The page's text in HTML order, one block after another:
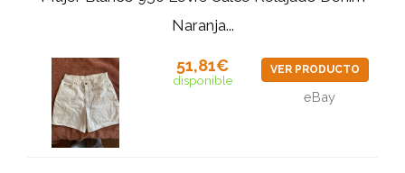
Naranja...
51,81€
disponible
VER PRODUCTO
eBay